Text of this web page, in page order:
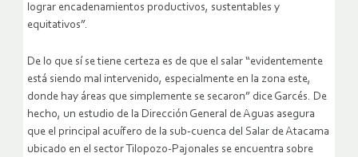
lograr encadenamientos productivos, sustentables y
equitativos”.
De lo que sí se tiene certeza es de que el salar “evidentemente
está siendo mal intervenido, especialmente en la zona este,
donde hay áreas que simplemente se secaron” dice Garcés. De
hecho, un estudio de la Dirección General de Aguas asegura
que el principal acuífero de la sub-cuenca del Salar de Atacama
ubicado en el sector Tilopozo-Pajonales se encuentra sobre